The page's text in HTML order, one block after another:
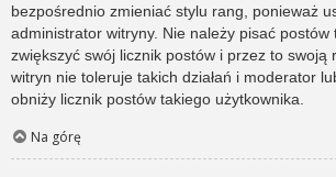
bezpośrednio zmieniać stylu rang, ponieważ
administrator witryny. Nie należy pisać postów
zwiększyć swój licznik postów i przez to swoją
witryn nie toleruje takich działań i moderator
obniży licznik postów takiego użytkownika.
Na górę